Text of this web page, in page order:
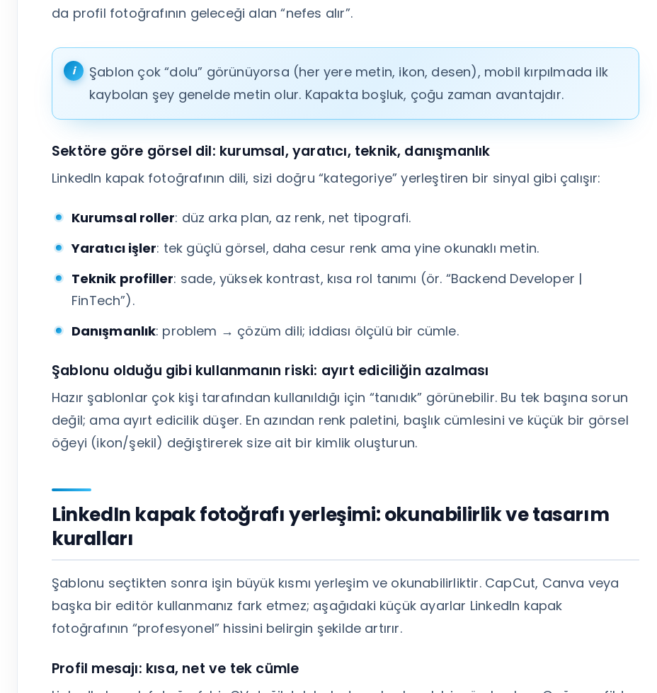
da profil fotoğrafının geleceği alan “nefes alır”.
Şablon çok “dolu” görünüyorsa (her yere metin, ikon, desen), mobil kırpılmada ilk
kaybolan şey genelde metin olur. Kapakta boşluk, çoğu zaman avantajdır.
Sektöre göre görsel dil: kurumsal, yaratıcı, teknik, danışmanlık
LinkedIn kapak fotoğrafının dili, sizi doğru “kategoriye” yerleştiren bir sinyal gibi çalışır:
Kurumsal roller: düz arka plan, az renk, net tipografi.
Yaratıcı işler: tek güçlü görsel, daha cesur renk ama yine okunaklı metin.
Teknik profiller: sade, yüksek kontrast, kısa rol tanımı (ör. “Backend Developer |
FinTech”).
Danışmanlık: problem → çözüm dili; iddiası ölçülü bir cümle.
Şablonu olduğu gibi kullanmanın riski: ayırt ediciliğin azalması
Hazır şablonlar çok kişi tarafından kullanıldığı için “tanıdık” görünebilir. Bu tek başına sorun
değil; ama ayırt edicilik düşer. En azından renk paletini, başlık cümlesini ve küçük bir görsel
öğeyi (ikon/şekil) değiştirerek size ait bir kimlik oluşturun.
LinkedIn kapak fotoğrafı yerleşimi: okunabilirlik ve tasarım
kuralları
Şablonu seçtikten sonra işin büyük kısmı yerleşim ve okunabilirliktir. CapCut, Canva veya
başka bir editör kullanmanız fark etmez; aşağıdaki küçük ayarlar LinkedIn kapak
fotoğrafının “profesyonel” hissini belirgin şekilde artırır.
Profil mesajı: kısa, net ve tek cümle